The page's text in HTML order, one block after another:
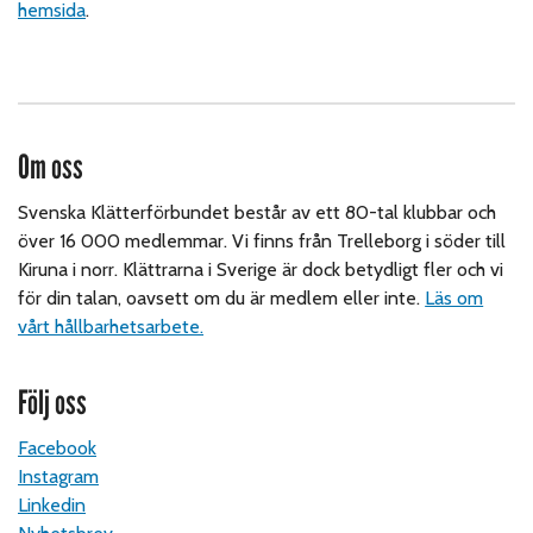
hemsida.
Om oss
Svenska Klätterförbundet består av ett 80-tal klubbar och
över 16 000 medlemmar. Vi finns från Trelleborg i söder till
Kiruna i norr. Klättrarna i Sverige är dock betydligt fler och vi
för din talan, oavsett om du är medlem eller inte. Läs om
vårt hållbarhetsarbete.
Följ oss
Facebook
Instagram
Linkedin